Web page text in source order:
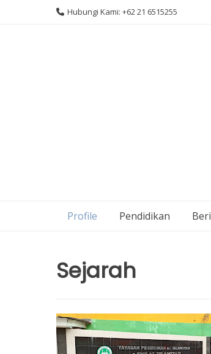
Hubungi Kami: +62 21 6515255
Profile Pendidikan
Sejarah